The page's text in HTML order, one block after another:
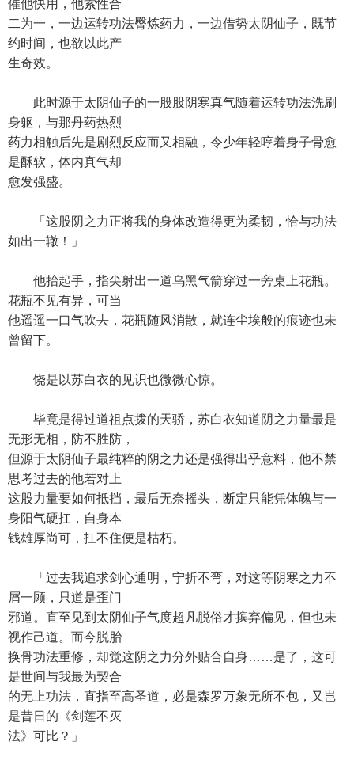
催他快用，他索性合
二为一，一边运转功法臀炼药力，一边借势太阴仙子，既节
约时间，也欲以此产
生奇效。
此时源于太阴仙子的一股股阴寒真气随着运转功法洗刷
身躯，与那丹药热烈
药力相触后先是剧烈反应而又相融，令少年轻哼着身子骨愈
是酥软，体内真气却
愈发强盛。
「这股阴之力正将我的身体改造得更为柔韧，恰与功法
如出一辙！」
他抬起手，指尖射出一道乌黑气箭穿过一旁桌上花瓶。
花瓶不见有异，可当
他遥遥一口气吹去，花瓶随风消散，就连尘埃般的痕迹也未
曾留下。
饶是以苏白衣的见识也微微心惊。
毕竟是得过道祖点拨的天骄，苏白衣知道阴之力量最是
无形无相，防不胜防，
但源于太阴仙子最纯粹的阴之力还是强得出乎意料，他不禁
思考过去的他若对上
这股力量要如何抵挡，最后无奈摇头，断定只能凭体魄与一
身阳气硬扛，自身本
钱雄厚尚可，扛不住便是枯朽。
「过去我追求剑心通明，宁折不弯，对这等阴寒之力不
屑一顾，只道是歪门
邪道。直至见到太阴仙子气度超凡脱俗才摈弃偏见，但也未
视作己道。而今脱胎
换骨功法重修，却觉这阴之力分外贴合自身……是了，这可
是世间与我最为契合
的无上功法，直指至高圣道，必是森罗万象无所不包，又岂
是昔日的《剑莲不灭
法》可比？」